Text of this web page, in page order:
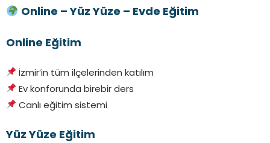
Online – Yüz Yüze – Evde Eğitim
Online Eğitim
İzmir’in tüm ilçelerinden katılım
Ev konforunda birebir ders
Canlı eğitim sistemi
Yüz Yüze Eğitim